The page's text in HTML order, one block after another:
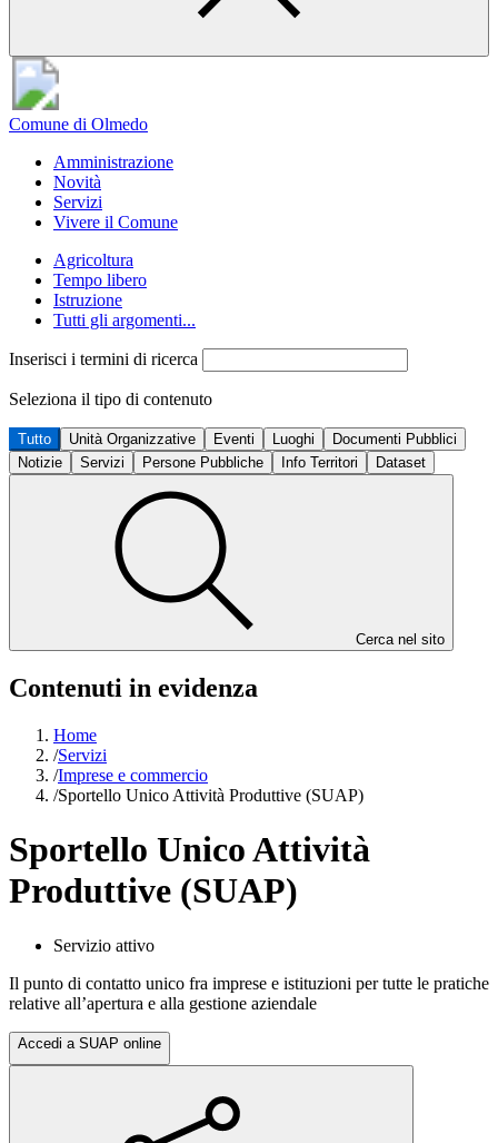
Comune di Olmedo
Amministrazione
Novità
Servizi
Vivere il Comune
Agricoltura
Tempo libero
Istruzione
Tutti gli argomenti...
Inserisci i termini di ricerca
Seleziona il tipo di contenuto
Tutto Unità Organizzative Eventi Luoghi
Documenti Pubblici
Notizie
Servizi Persone Pubbliche Info Territori Dataset
Cerca nel sito
Contenuti in evidenza
Home
/Servizi
/Imprese e commercio
/Sportello Unico Attività Produttive (SUAP)
Sportello Unico Attività
Produttive (SUAP)
Servizio attivo
Il punto di contatto unico fra imprese e istituzioni per tutte le pratiche
relative all’apertura e alla gestione aziendale
Accedi a SUAP online